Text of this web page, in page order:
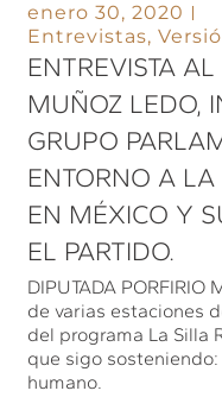
enero 30, 2020
Entrevistas,
ENTREVISTA
MUÑOZ LEDO,
GRUPO
ENTORNO A
EN MÉXICO Y
EL PARTIDO.
DIPUTADA PORFIRIO
de varias estaciones
del programa La Silla
que sigo
humano.